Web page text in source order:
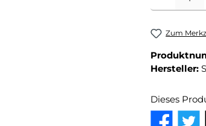
Zum
Hersteller:
Dieses